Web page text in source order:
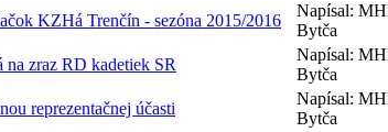
KZHá Trenčín - sezóna 2015/2016
Napísal:
Bytča
na zraz RD kadetiek SR
Napísal:
Bytča
reprezentačnej účasti
Napísal:
Bytča